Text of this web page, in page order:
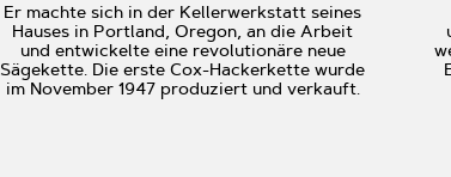
Er machte sich in der Kellerwerkstatt seines
Hauses in Portland, Oregon, an die Arbeit
und entwickelte eine revolutionäre neue
Sägekette. Die erste Cox-Hackerkette wurde
im November 1947 produziert und verkauft.